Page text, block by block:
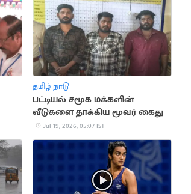
தமிழ் நாடு
பட்டியல் சமூக மக்களின்
வீடுகளை தாக்கிய மூவர் கைது
Jul 19, 2026, 05:07 IST